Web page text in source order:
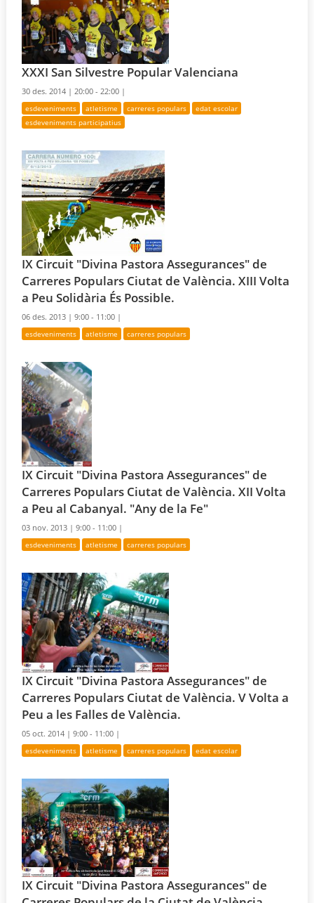
XXXI San Silvestre Popular Valenciana
30 des. 2014 | 20:00 - 22:00 |
esdeveniments atletisme carreres populars
edat escolar
esdeveniments participatius
IX Circuit "Divina Pastora Assegurances" de
Carreres Populars Ciutat de València. XIII Volta
a Peu Solidària És Possible.
06 des. 2013 |9:00 - 11:00 |
esdeveniments atletisme carreres populars
IX Circuit "Divina Pastora Assegurances" de
Carreres Populars Ciutat de València. XII Volta
a Peu al Cabanyal. "Any de la Fe"
03 nov. 2013 |9:00 - 11:00 |
esdeveniments atletisme carreres populars
IX Circuit "Divina Pastora Assegurances" de
Carreres Populars Ciutat de València. V Volta a
Peu a les Falles de València.
05 oct. 2014 |9:00 - 11:00 |
esdeveniments atletisme carreres populars edat escolar
IX Circuit "Divina Pastora Assegurances" de